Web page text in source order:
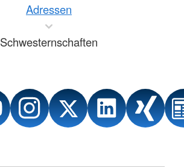
Adressen
Schwesternschaften